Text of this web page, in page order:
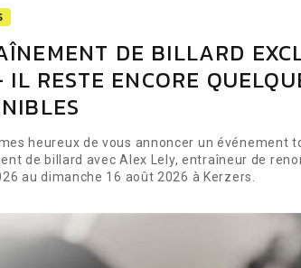
DE BILLARD
IL RESTE ENCORE
heureux de vous annoncer un événement
de billard avec Alex Lely, entraîneur de
au dimanche 16 août 2026 à Kerzers.